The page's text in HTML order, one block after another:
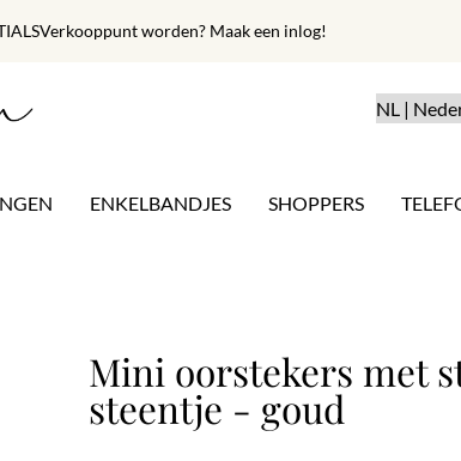
Verkooppunt worden? Maak een inlog!
ENKELBANDJES SHOPPERS
Mini oorstekers met
steentje - goud